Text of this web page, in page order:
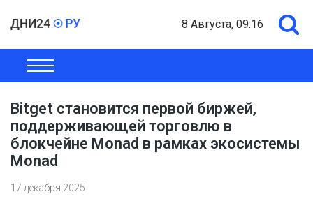
8 Августа, 09:16
ОБЩЕСТВО
Bitget становится первой биржей,
поддерживающей торговлю в
блокчейне Monad в рамках экосистемы
Monad
17 декабря 2025